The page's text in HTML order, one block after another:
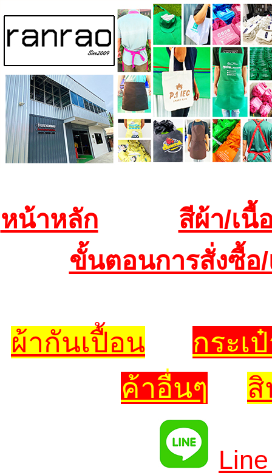
หน้าหลัก
สีผ้า/เนื้
ขั้นตอนการสั่งซื้อ/
ผ้ากันเปื้อน
กระเ
ค้าอื่นๆ